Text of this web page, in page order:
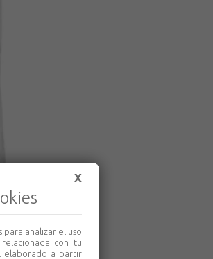
X
analizar el uso
con tu
elaborado a partir